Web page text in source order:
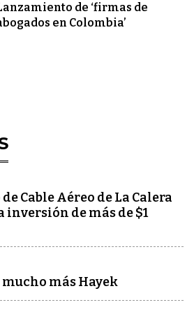
de ‘firmas de
en Colombia’
Cable Aéreo de La Calera
de más de $1
mucho más Hayek